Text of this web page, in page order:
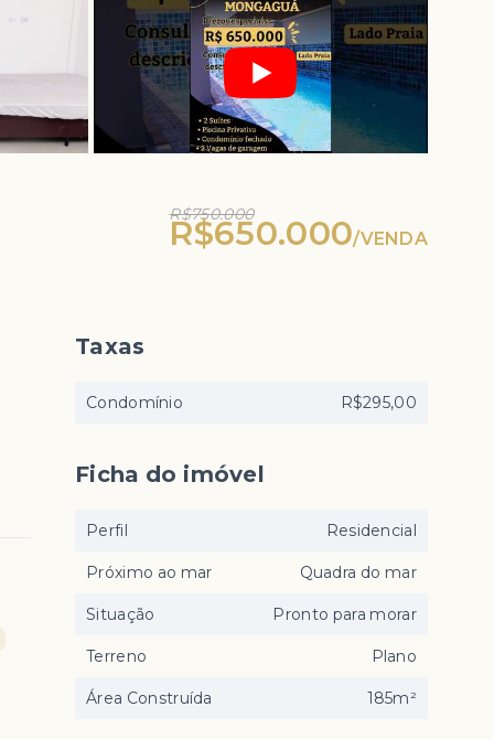
R$750.000
R$650.000/VENDA
Taxas
Condomínio R$295,00
Ficha do imóvel
Perfil Residencial
Próximo ao mar Quadra do mar
Situação Pronto para morar
Terreno Plano
Área Construída 185m²